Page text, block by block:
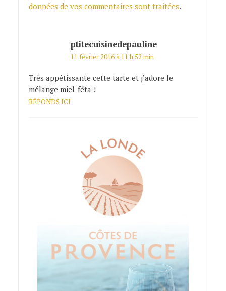
données de vos commentaires sont traitées.
ptitecuisinedepauline
11 février 2016 à 11 h 52 min
Très appétissante cette tarte et j’adore le
mélange miel-féta !
RÉPONDS ICI